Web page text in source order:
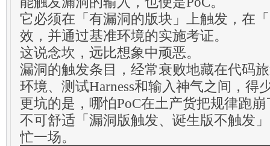
它必须在「有漏洞的版块」上触发，在
效，并通过基准环境的实施考证。
这说念坎，远比想象中顽恶。
漏洞的触发条目，经常衰败地藏在代码
环境、测试Harness和输入神气之间，得
更坑的是，哪怕PoC在土产货把规律跑
不可舒适「漏洞版触发、诞生版不触发
忙一场。